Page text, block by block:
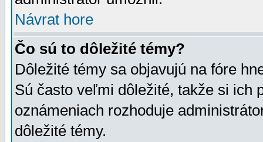
Návrat hore
Čo sú to dôležité témy?
Dôležité témy sa objavujú na fóre
Sú často veľmi dôležité, takže si ich
oznámeniach rozhoduje
dôležité témy.